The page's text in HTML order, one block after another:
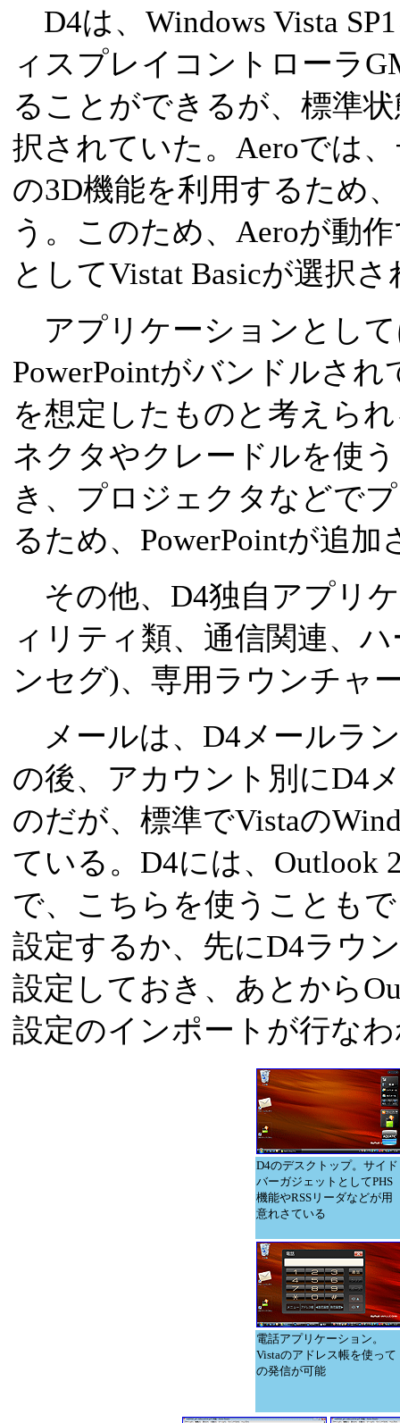
D4は、Windows Vista
ィスプレイコントローラ
ることができるが、標準
択されていた。Aeroでは
の3D機能を利用するため
う。このため、Aeroが動
としてVistat Basicが選択
アプリケーションとして
PowerPointがバンドルさ
を想定したものと考えら
ネクタやクレードルを使
き、プロジェクタなどで
るため、PowerPointが追
その他、D4独自アプリ
ィリティ類、通信関連、
ンセグ)、専用ラウンチャ
メールは、D4メールラ
の後、アカウント別にD4
のだが、標準でVistaの
ている。D4には、Outlook
で、こちらを使うことも
設定するか、先にD4ラウ
設定しておき、あとから
設定のインポートが行な
D4のデスクトップ。サイド
バーガジェットとしてPHS
機能やRSSリーダなどが用
意れさている
電話アプリケーション。
Vistaのアドレス帳を使って
の発信が可能